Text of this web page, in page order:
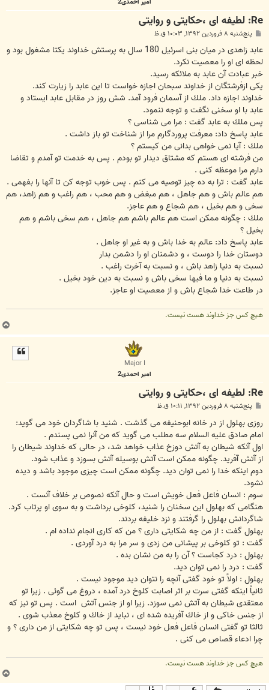
Re: لطیفه ای ،حکایتی و روایتی
پ
ت
پنج‌شنبه ۸ فروردین ۱۳۹۲, ۱۰:۰۳ ق.ظ
عابد زاهدى در ميان بنى اسرئيل 180 سال به پرستش خداوند يكتا مشغول بود و
لحظه اى او را معصيت نكرد.
خبر عبادت آن عابد به ملائكه رسيد.
يكى ازفرشتگان از خداوند سبحان اجازه خواست تا اين عابد را زيارت كند.
خداوند اجازه داد. ملك از آسمان فرود آمد. شش روز در مقابل عابد ايستاد و
عابد با او سخنى نگفت و توجه ننمود.
پس ملك به عابد گفت : مرا مى شناسى ؟
عابد پاسخ داد: معرفت پروردگارم مرا از شناخت تو باز داشت .
ملك : آيا نمى خواهى بدانى من كيستم ؟
من فرشته اى هستم كه مشتاق ديدار تو بودم . پس به خدمت تو آمدم و تقاضا
دارم مرا موعظه كنى .
عابد گفت : ترا به ده چيز توصيه مى كنم . پس خوب توجه كن تا آنها را بفهمى .
هم عالم باش و هم جاهل ، هم مبغض و هم محب ، هم راغب و هم زاهد، هم
سخى و هم بخيل ، هم شجاع و هم عاجز.
ملك : چگونه ممكن است هم عالم باشم هم جاهل ، هم سخى باشم و هم
بخيل ؟
عابد پاسخ داد: عالم به خدا باش و به غير او جاهل .
دوستان خدا را دوست ، و دشمنان او را دشمن بدار
نسبت به دنيا زاهد باش ، و نسبت به آخرت راغب .
نسبت به دنيا و ما فيها سخى باش و نسبت به دين خود بخيل .
در طاعت خدا شجاع باش و از معصيت او عاجز.
هیچ کس جز خداوند هست نیست.
ب
ا
Major I
امیر احمدی2
Re: لطیفه ای ،حکایتی و روایتی
پ
ت
پنج‌شنبه ۸ فروردین ۱۳۹۲, ۱۰:۱۱ ق.ظ
روزى بهلول از در خانه ابوحنيفه مى گذشت . شنيد با شاگردان خود مى گويد:
امام صادق عليه السلام سه مطلب مى گويد كه من آنرا نمى پسندم .
اول آنكه شيطان به آتش دوزخ عذاب خواهد شد، در حالى كه خداوند شيطان را
از آتش آفريد. چگونه ممكن است آتش بوسيله آتش بسوزد و عذاب شود.
دوم اينكه خدا را نمى توان ديد. چگونه ممكن است چيزى موجود باشد و ديده
نشود.
سوم : انسان فاعل فعل خويش است و حال آنكه نصوص بر خلاف آنست .
هنگامى كه بهلول اين سخنان را شنيد، كلوخى برداشت و به سوى او پرتاب كرد.
شاگردانش بهلول را گرفتند و نزد خليفه بردند.
بهلول گفت : از من چه شكايتى دارى ؟ من كه كارى انجام نداده ام .
گفت : تو كلوخى بر پيشانى من زدى و سر مرا به درد آوردى .
بهلول : درد كجاست ؟ آن را به من نشان بده .
گفت : درد را نمى توان ديد.
بهلول : اولاً تو خود گفتى آنچه را نتوان ديد موجود نيست .
ثانياً اينكه گفتى سرت بر اثر اصابت كلوخ درد آمده ، دروغ مى گوئى . زيرا تو
معتقدى شيطان به آتش نمى سوزد. زيرا او از جنس آتش ‍ است . پس تو نيز كه
از جنس خاكى و از خاك آفريده شده اى ، نبايد از خاك و كلوخ معذب شوى .
ثالثا تو گفتى انسان فاعل فعل خود نيست ، پس تو چه شكايتى از من دارى ؟ و
چرا ادعاء قصاص مى كنى .
هیچ کس جز خداوند هست نیست.
ب
ا